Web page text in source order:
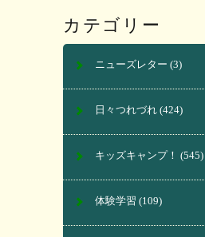
カテゴリー
ニューズレター (3)
日々つれづれ (424)
キッズキャンプ！ (545)
体験学習 (109)